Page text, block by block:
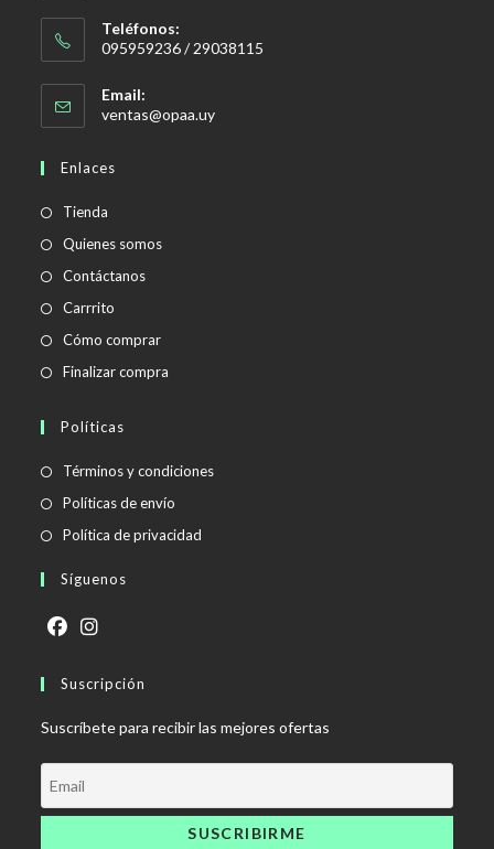
Teléfonos:
095959236 / 29038115
Email:
ventas@opaa.uySe
Enlaces
Tienda
Quienes somos
Contáctanos
Carrrito
Cómo comprar
Finalizar compra
Políticas
Términos y condicionesSe
Políticas de envío
abre
Política de privacidad
Síguenos
abre
una
nueva
pestaña
abre
una
nueva
pestaña
Suscripción
Suscríbete para recibir las mejores ofertas